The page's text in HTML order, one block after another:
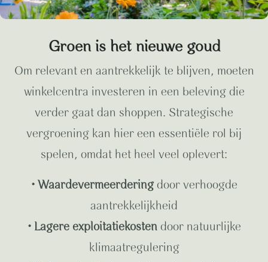
Groen is het nieuwe goud
Om relevant en aantrekkelijk te blijven, moeten
winkelcentra investeren in een beleving die
verder gaat dan shoppen. Strategische
vergroening kan hier een essentiële rol bij
spelen, omdat het heel veel oplevert:
• Waardevermeerderingdoor verhoogde
aantrekkelijkheid
• Lagere exploitatiekostendoor natuurlijke
klimaatregulering